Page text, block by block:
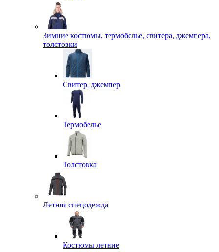
Зимние костюмы, термобелье, свитера, джемпера,
толстовки
Свитер, джемпер
Термобелье
Толстовка
Летняя спецодежда
Костюмы летние